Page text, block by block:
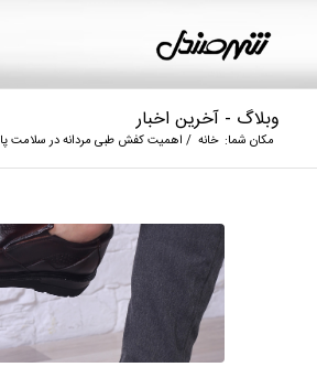
وبلاگ - آخرین اخبار
مکان شما: خانه / اهمیت کفش طبی مردانه در سلامت پا